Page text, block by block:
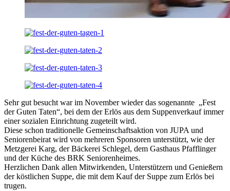
Sehr gut besucht war im November wieder das sogenannte „Fest
der Guten Taten“, bei dem der Erlös aus dem Suppenverkauf immer
einer sozialen Einrichtung zugeteilt wird.
Diese schon traditionelle Gemeinschaftsaktion von JUPA und
Seniorenbeirat wird von mehreren Sponsoren unterstützt, wie der
Metzgerei Karg, der Bäckerei Schlegel, dem Gasthaus Pfafflinger
und der Küche des BRK Seniorenheimes.
Herzlichen Dank allen Mitwirkenden, Unterstützern und Genießern
der köstlichen Suppe, die mit dem Kauf der Suppe zum Erlös bei
trugen.